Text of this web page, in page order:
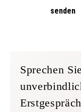
senden
Sprechen